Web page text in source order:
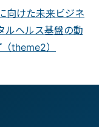
向けた未来ビジネ
ルヘルス基盤の動
theme2）